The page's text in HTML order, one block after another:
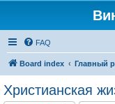
FAQ
Board index Главный
Христианская